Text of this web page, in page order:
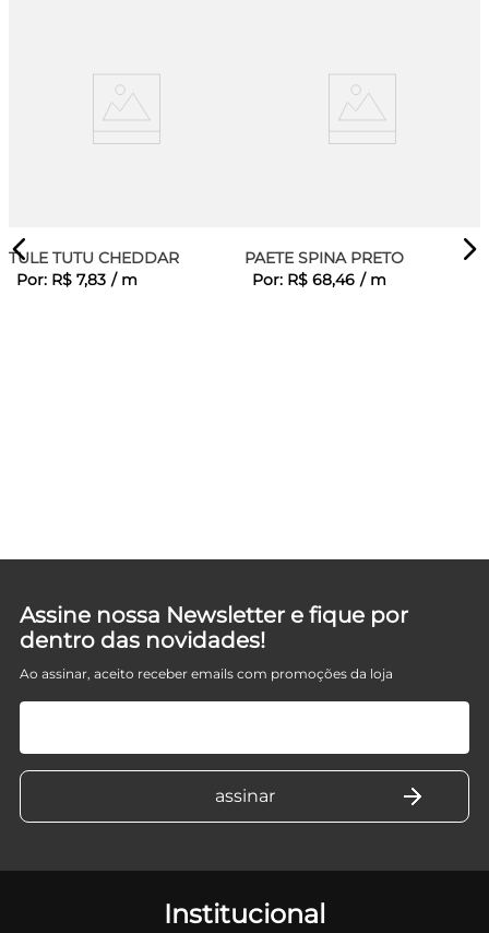
TULE TUTU CHEDDAR
Por: R$ 7,83 / m
PAETE SPINA PRETO
Por: R$ 68,46 / m
Assine nossa Newsletter e fique por
dentro das novidades!
Ao assinar, aceito receber emails com promoções da loja
Institucional